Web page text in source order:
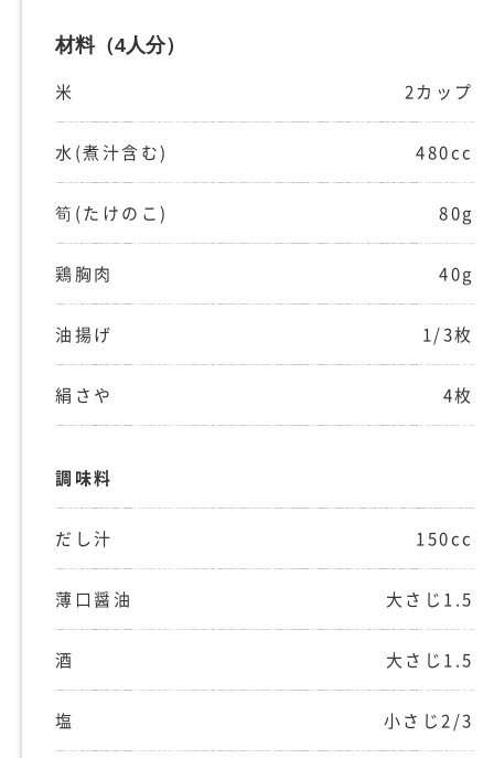
材料（4人分）
米 2カップ
水(煮汁含む) 480cc
筍(たけのこ) 80g
鶏胸肉 40g
油揚げ 1/3枚
絹さや 4枚
調味料
だし汁 150cc
薄口醤油 大さじ1.5
酒 大さじ1.5
塩 小さじ2/3